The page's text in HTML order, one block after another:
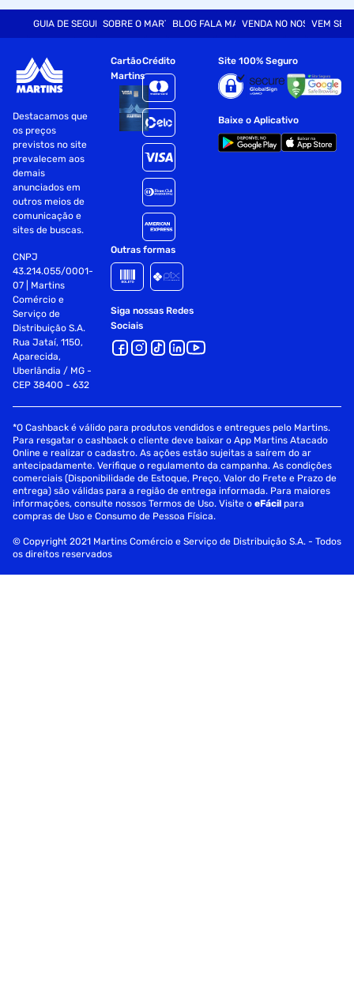
GUIA DE SEGURANÇASOBRE O MARTINSBLOG FALA MARTVENDA NO NOSSO SITE
VEM SER
Destacamos que
os preços
previstos no site
prevalecem aos
demais
anunciados em
outros meios de
comunicação e
sites de buscas.
CNPJ
43.214.055/0001-
07 | Martins
Comércio e
Serviço de
Distribuição S.A.
Rua Jataí, 1150,
Aparecida,
Uberlândia / MG -
CEP 38400 - 632
Cartão
Martins
Crédito
Outras formas
Siga nossas Redes
Sociais
Site 100% Seguro
Baixe o Aplicativo
*O Cashback é válido para produtos vendidos e entregues pelo Martins.
Para resgatar o cashback o cliente deve baixar o App Martins Atacado
Online e realizar o cadastro. As ações estão sujeitas a saírem do ar
antecipadamente. Verifique o regulamento da campanha. As condições
comerciais (Disponibilidade de Estoque, Preço, Valor do Frete e Prazo de
entrega) são válidas para a região de entrega informada. Para maiores
informações, consulte nossos Termos de Uso. Visite oeFácil para
compras de Uso e Consumo de Pessoa Física.
© Copyright 2021 Martins Comércio e Serviço de Distribuição S.A. - Todos
os direitos reservados